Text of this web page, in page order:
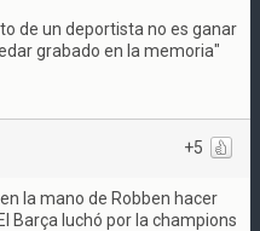
de un deportista no es ganar
grabado en la memoria"
+5
la mano de Robben hacer
Barça luchó por la champions